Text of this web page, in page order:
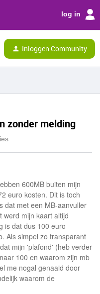
log in
Inloggen Community
zonder melding
600MB buiten mijn
euro kosten. Dit is toch
dat met een MB-aanvuller
werd mijn kaart altijd
is dat dus 100 euro
Als simpel zo transparant
mijn 'plafond' (heb verder
100 en waarom zijn mb
me nogal genaaid door
waarom de